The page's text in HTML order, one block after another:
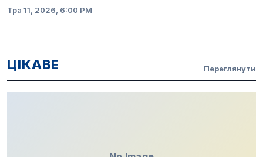
Тра 11, 2026, 6:00 PM
ЦІКАВЕ Переглянути